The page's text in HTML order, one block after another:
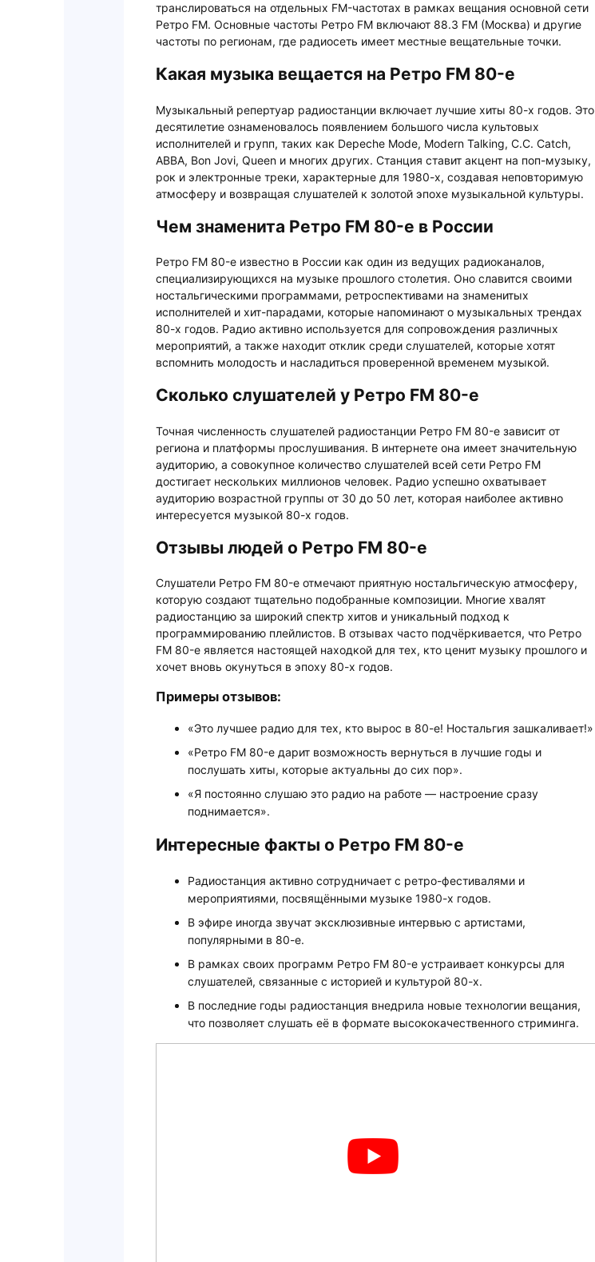
транслироваться на отдельных FM-частотах в рамках вещания основной сети
Ретро FM. Основные частоты Ретро FM включают 88.3 FM (Москва) и другие
частоты по регионам, где радиосеть имеет местные вещательные точки.
Какая музыка вещается на Ретро FM 80-е
Музыкальный репертуар радиостанции включает лучшие хиты 80-х годов. Это
десятилетие ознаменовалось появлением большого числа культовых
исполнителей и групп, таких как Depeche Mode, Modern Talking, C.C. Catch,
ABBA, Bon Jovi, Queen и многих других. Станция ставит акцент на поп-музыку,
рок и электронные треки, характерные для 1980-х, создавая неповторимую
атмосферу и возвращая слушателей к золотой эпохе музыкальной культуры.
Чем знаменита Ретро FM 80-е в России
Ретро FM 80-е известно в России как один из ведущих радиоканалов,
специализирующихся на музыке прошлого столетия. Оно славится своими
ностальгическими программами, ретроспективами на знаменитых
исполнителей и хит-парадами, которые напоминают о музыкальных трендах
80-х годов. Радио активно используется для сопровождения различных
мероприятий, а также находит отклик среди слушателей, которые хотят
вспомнить молодость и насладиться проверенной временем музыкой.
Сколько слушателей у Ретро FM 80-е
Точная численность слушателей радиостанции Ретро FM 80-е зависит от
региона и платформы прослушивания. В интернете она имеет значительную
аудиторию, а совокупное количество слушателей всей сети Ретро FM
достигает нескольких миллионов человек. Радио успешно охватывает
аудиторию возрастной группы от 30 до 50 лет, которая наиболее активно
интересуется музыкой 80-х годов.
Отзывы людей о Ретро FM 80-е
Слушатели Ретро FM 80-е отмечают приятную ностальгическую атмосферу,
которую создают тщательно подобранные композиции. Многие хвалят
радиостанцию за широкий спектр хитов и уникальный подход к
программированию плейлистов. В отзывах часто подчёркивается, что Ретро
FM 80-е является настоящей находкой для тех, кто ценит музыку прошлого и
хочет вновь окунуться в эпоху 80-х годов.
Примеры отзывов:
«Это лучшее радио для тех, кто вырос в 80-е! Ностальгия зашкаливает!»
«Ретро FM 80-е дарит возможность вернуться в лучшие годы и
послушать хиты, которые актуальны до сих пор».
«Я постоянно слушаю это радио на работе — настроение сразу
поднимается».
Интересные факты о Ретро FM 80-е
Радиостанция активно сотрудничает с ретро-фестивалями и
мероприятиями, посвящёнными музыке 1980-х годов.
В эфире иногда звучат эксклюзивные интервью с артистами,
популярными в 80-е.
В рамках своих программ Ретро FM 80-е устраивает конкурсы для
слушателей, связанные с историей и культурой 80-х.
В последние годы радиостанция внедрила новые технологии вещания,
что позволяет слушать её в формате высококачественного стриминга.